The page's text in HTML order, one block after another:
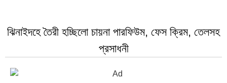
ঝিনাইদহে তৈরী হচ্ছিলো চায়না পারফিউম, ফেস ক্রিম, তেলসহ
প্রসাধনী